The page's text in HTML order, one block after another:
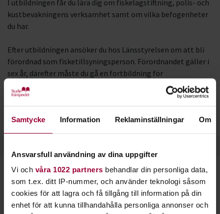
Samtycke Information Reklaminställningar Om
Ansvarsfull användning av dina uppgifter
Vi och våra 1022 partners behandlar din personliga data,
som t.ex. ditt IP-nummer, och använder teknologi såsom
cookies för att lagra och få tillgång till information på din
enhet för att kunna tillhandahålla personliga annonser och
I utbildningen får du lära dig om fiskelagstiftning, polis- och
kustbevakningens verksamhet samt om vilka befogenheter
du har.
Efter utbildningen ansöker du hos Länsstyrelsen om att bli
förordnad som fisketillsyningsperson. Förordnandet gäller i
sex år, därefter måste du gå en fortbildning för
fisketillsynspersoner.
Studiefrämjandet arrangerar även fortbildningskurserna på
uppdrag av Länsstyrelserna.
Starta en studiecirkel!
Lär dig tillsammans med andra genom att starta en